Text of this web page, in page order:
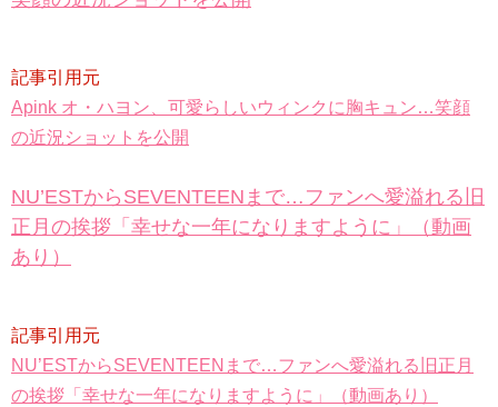
「ライフ・ オン・ マーズ」2019年11月2日TSUTAYAにて先行
ユン・ギュンサン、番組にも登場した愛猫が急死…イ・ソンギ
ョンら同僚芸能人から慰めの言葉が続々 – Taka News
キム・レウォンの影絵遊び！？「黒騎士～永遠の約束～」メイ
復…痩せたのはソン・ジェリムのせい!? 」 (11/26)
【裏芸能】キムユジョンの熱愛彼氏はあの大物俳優
キム・ユジョン、美しいセルフショットで近況を伝える“会いた
いでしょ？” Big News TV
YUCHUN ♥ LOVE 15 「成均館 5話」
[Fan MV]七日の王妃(7일의 왕비)OST – 정기고 (Junggigo) – 그
리고 그려도 (Miss You In My Heart)
俳優カン・ギヨン、突然の熱愛宣言…「キム秘書がなぜそう
記事引用元
Apink オ・ハヨン、可愛らしいウィンクに胸キュン…笑顔
の近況ショットを公開
NU’ESTからSEVENTEENまで…ファンへ愛溢れる旧
正月の挨拶「幸せな一年になりますように」（動画
あり）
記事引用元
NU’ESTからSEVENTEENまで…ファンへ愛溢れる旧正月
の挨拶「幸せな一年になりますように」（動画あり）